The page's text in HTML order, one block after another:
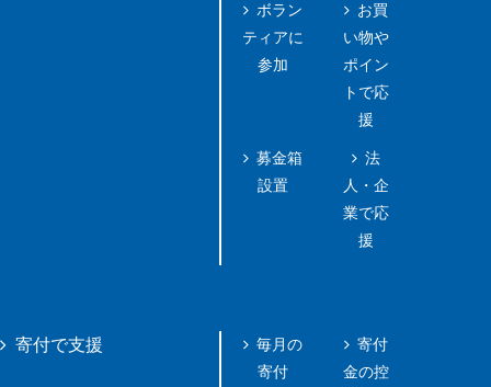
ボラン
ティアに
参加
募金箱
設置
お買
い物や
ポイン
トで応
援
法
人・企
業で応
援
寄付で支援
毎月の
寄付
寄付
金の控